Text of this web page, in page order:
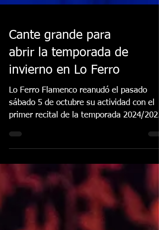
Cante grande para
invierno en Lo Ferro
Lo Ferro Flamenco reanudó el pasado
sábado 5 de octubre su actividad con el